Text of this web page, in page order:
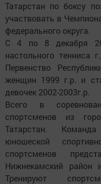
Татарстан по боксу
участвовать в
федерального округа.
С 4 по 8 декабря
настольного тенниса
Первенство
женщин 1999 г.р. и
девочек 2002-2003г.р.
Всего в
спортсменов из
Татарстан.
юношеской
спортсменов
Нижнекамский район
Тренируют